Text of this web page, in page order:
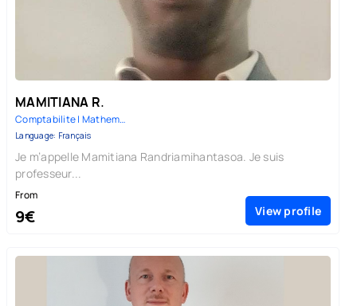
MAMITIANA R.
Comptabilite | Mathematiques |...
Language: Français
Je m’appelle Mamitiana Randriamihantasoa. Je suis
professeur...
From
9€ View profile